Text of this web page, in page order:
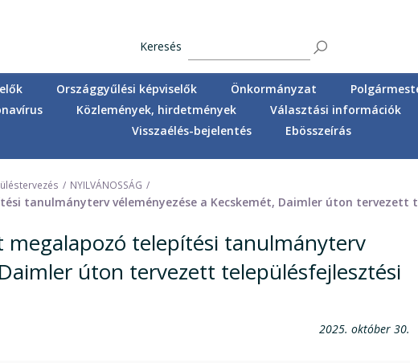
Keresés
Országgyűlési képviselők Önkormányzat
Közlemények, hirdetmények Választási információk
Visszaélés-bejelentés
Ebösszeírás
NYILVÁNOSSÁG
tanulmányterv véleményezése a Kecskemét, Daimler úton tervezett
megalapozó telepítési tanulmányterv
úton tervezett településfejlesztési
2025. október 30.